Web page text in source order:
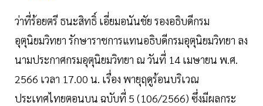
ว่าที่ร้อยตรี ธนะสิทธิ์ เอี่ยมอนันชัย รองอธิบดีกรม
อุตุนิยมวิทยา รักษาราชการแทนอธิบดีกรมอุตุนิยมวิทยา ลง
นามประกาศกรมอุตุนิยมวิทยา ณ วันที่ 14 เมษายน พ.ศ.
2566 เวลา 17.00 น. เรื่อง พายุฤดูร้อนบริเวณ
ประเทศไทยตอนบน ฉบับที่ 5 (106/2566) ซึ่งมีผลกระ